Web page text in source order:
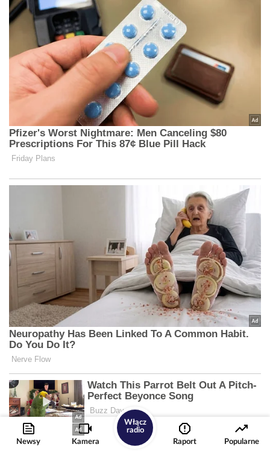
Newsy Kamera
Włącz
radio
Raport
Popularne